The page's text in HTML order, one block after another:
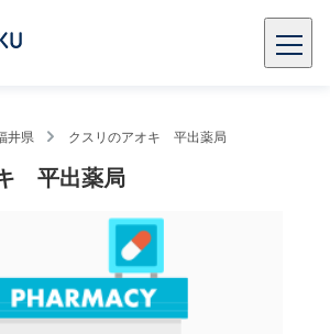
井県 クスリのアオキ 平出薬局
平出薬局